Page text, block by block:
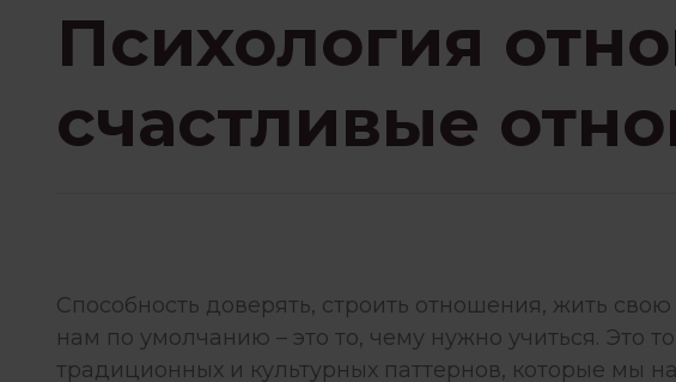
Психология
счастливые
Способность доверять, строить отношения, жить
нам по умолчанию – это то, чему нужно учиться. Это
традиционных и культурных паттернов, которые мы